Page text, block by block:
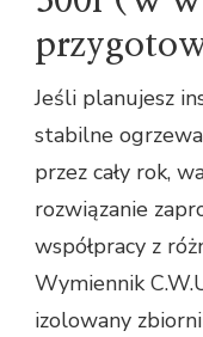
Jeśli planujesz
stabilne
przez cały rok,
rozwiązanie
współpracy z
Wymiennik
izolowany